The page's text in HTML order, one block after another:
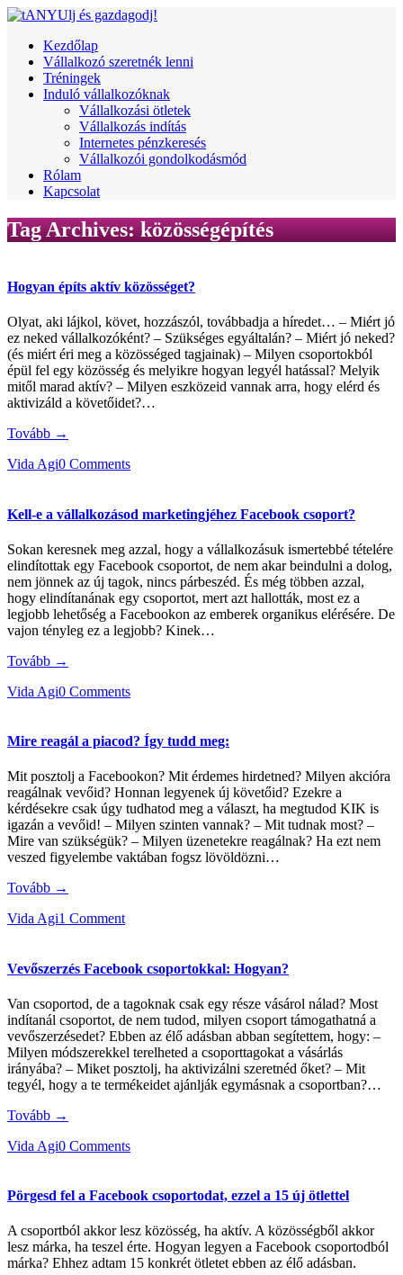
Kezdőlap
Vállalkozó szeretnék lenni
Tréningek
Induló vállalkozóknak
Vállalkozási ötletek
Vállalkozás indítás
Internetes pénzkeresés
Vállalkozói gondolkodásmód
Rólam
Kapcsolat
Tag Archives:közösségépítés
Hogyan építs aktív közösséget?
Olyat, aki lájkol, követ, hozzászól, továbbadja a híredet… – Miért jó
ez neked vállalkozóként? – Szükséges egyáltalán? – Miért jó neked?
(és miért éri meg a közösséged tagjainak) – Milyen csoportokból
épül fel egy közösség és melyikre hogyan legyél hatással? Melyik
mitől marad aktív? – Milyen eszközeid vannak arra, hogy elérd és
aktivizáld a követőidet?…
Tovább →
Vida Agi0 Comments
Kell-e a vállalkozásod marketingjéhez Facebook csoport?
Sokan keresnek meg azzal, hogy a vállalkozásuk ismertebbé tételére
elindítottak egy Facebook csoportot, de nem akar beindulni a dolog,
nem jönnek az új tagok, nincs párbeszéd. És még többen azzal,
hogy elindítanának egy csoportot, mert azt hallották, most ez a
legjobb lehetőség a Facebookon az emberek organikus elérésére. De
vajon tényleg ez a legjobb? Kinek…
Tovább →
Vida Agi0 Comments
Mire reagál a piacod? Így tudd meg:
Mit posztolj a Facebookon? Mit érdemes hirdetned? Milyen akcióra
reagálnak vevőid? Honnan legyenek új követőid? Ezekre a
kérdésekre csak úgy tudhatod meg a választ, ha megtudod KIK is
igazán a vevőid! – Milyen szinten vannak? – Mit tudnak most? –
Mire van szükségük? – Milyen üzenetekre reagálnak? Ha ezt nem
veszed figyelembe vaktában fogsz lövöldözni…
Tovább →
Vida Agi1 Comment
Vevőszerzés Facebook csoportokkal: Hogyan?
Van csoportod, de a tagoknak csak egy része vásárol nálad? Most
indítanál csoportot, de nem tudod, milyen csoport támogathatná a
vevőszerzésedet? Ebben az élő adásban abban segítettem, hogy: –
Milyen módszerekkel terelheted a csoporttagokat a vásárlás
irányába? – Miket posztolj, ha aktivizálni szeretnéd őket? – Mit
tegyél, hogy a te termékeidet ajánlják egymásnak a csoportban?…
Tovább →
Vida Agi0 Comments
Pörgesd fel a Facebook csoportodat, ezzel a 15 új ötlettel
A csoportból akkor lesz közösség, ha aktív. A közösségből akkor
lesz márka, ha teszel érte. Hogyan legyen a Facebook csoportodból
márka? Ehhez adtam 15 konkrét ötletet ebben az élő adásban.